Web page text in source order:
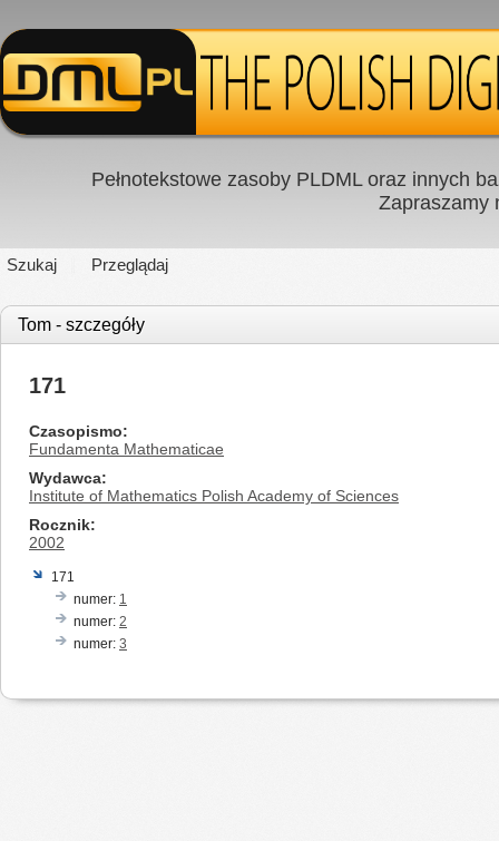
Pełnotekstowe zasoby PLDML oraz innych
Zapraszamy
Szukaj Przeglądaj
Tom - szczegóły
171
Czasopismo
Fundamenta Mathematicae
Wydawca
Institute of Mathematics Polish Academy of Sciences
Rocznik
2002
171
numer: 1
numer: 2
numer: 3